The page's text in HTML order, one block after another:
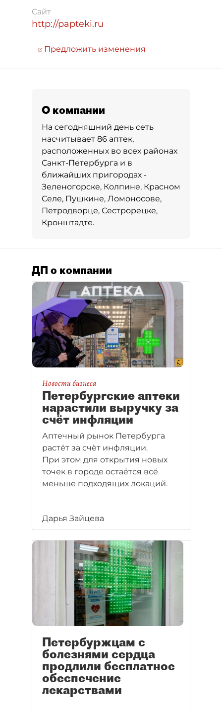
Сайт
http://papteki.ru
Предложить изменения
О компании
На сегодняшний день сеть
насчитывает 86 аптек,
расположенных во всех районах
Санкт-Петербурга и в
ближайших пригородах -
Зеленогорске, Колпине, Красном
Селе, Пушкине, Ломоносове,
Петродворце, Сестрорецке,
Кронштадте.
ДП о компании
Новости бизнеса
Петербургские аптеки
нарастили выручку за
счёт инфляции
Аптечный рынок Петербурга
растёт за счёт инфляции.
При этом для открытия новых
точек в городе остаётся всё
меньше подходящих локаций.
Дарья Зайцева
Петербуржцам с
болезнями сердца
продлили бесплатное
обеспечение
лекарствами